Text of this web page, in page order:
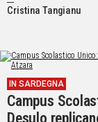
Cristina Tangianu
IN SARDEGNA
Campus
Desulo